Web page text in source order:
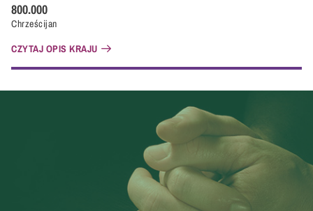
Chrześcijan
800.000
CZYTAJ OPIS KRAJU